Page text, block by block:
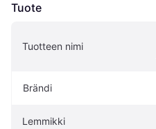
Tuote
Tuotteen nimi
Brändi
Lemmikki